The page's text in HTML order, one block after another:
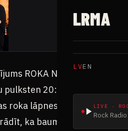
LRMA
LVEN
LIVE ·
Rock
ROKA NEMIERI radio
20:00.
roka lāpnesis Jānis
ka baumas par